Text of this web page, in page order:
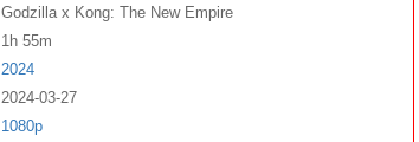
Godzilla x Kong: The New Empire
1h 55m
2024
2024-03-27
1080p